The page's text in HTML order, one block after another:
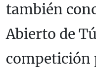
también
Abierto de
competición